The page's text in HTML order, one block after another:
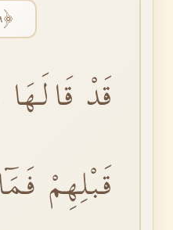
﴿٤٩﴾
قَدْ
قَبْلِهِمْ